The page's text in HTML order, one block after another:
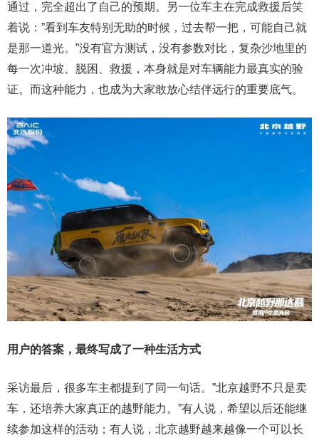
通过，完全超出了自己的预期。另一位车主在完成救援后笑
着说：”看到车友特别无助的时候，过去帮一把，可能自己就
是那一道光。”没有官方测试，没有参数对比，复杂沙地里的
每一次冲坡、脱困、救援，本身就是对车辆能力最真实的验
证。而这种能力，也成为大家敢放心结伴远行的重要底气。
用户的答案，最终写成了一种生活方式
采访最后，很多车主都提到了同一句话。”北京越野不只是卖
车，还培养大家真正的越野能力。”有人说，希望以后还能继
续参加这样的活动；有人说，北京越野越来越像一个可以长